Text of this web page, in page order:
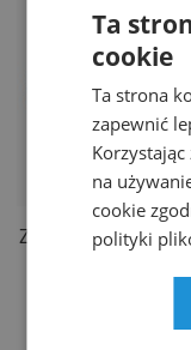
Żelowy wkład do
FRESH BLITZ
Bawełna
Ta
cookie
Ta strona
zapewnić
na
cookie
polityki